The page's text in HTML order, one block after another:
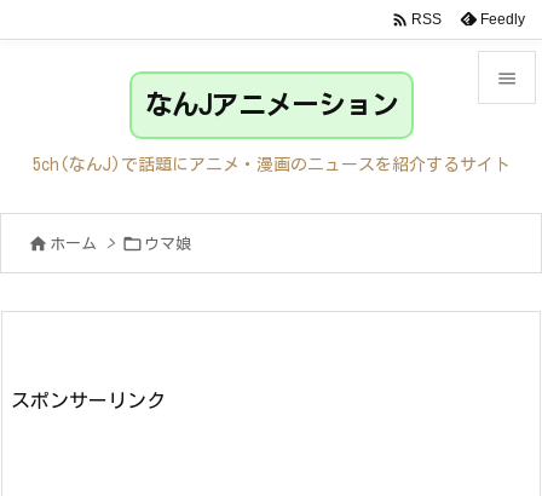

サイド
前へ

 RSS Feedly
なんJアニメーション
5ch(なんJ)で話題にアニメ・漫画のニュースを紹介するサイト
 ホーム >  ウマ娘
スポンサーリンク